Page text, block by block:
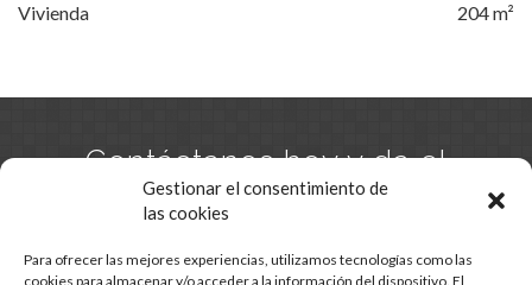
Gestionar el consentimiento de
las cookies
Para ofrecer las mejores experiencias, utilizamos tecnologías como las
cookies para almacenar y/o acceder a la información del dispositivo. El
Vivienda 204 m²
Contáctanos hoy y da el
primer paso hacia tu
hogar.